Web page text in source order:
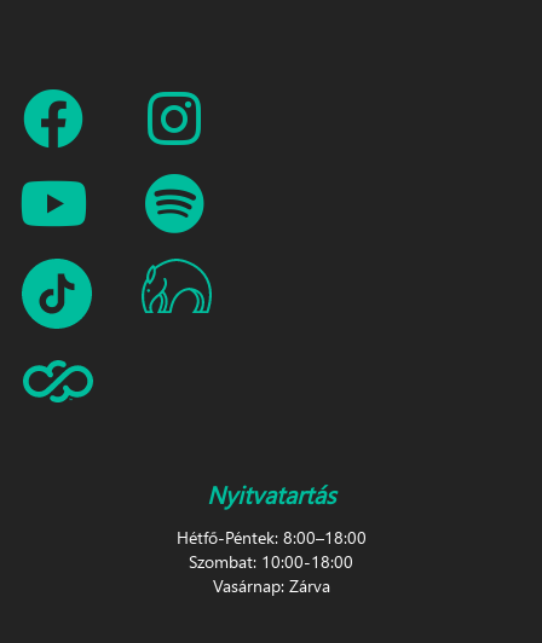
Nyitvatartás
Hétfő-Péntek: 8:00–18:00
Szombat: 10:00-18:00
Vasárnap: Zárva